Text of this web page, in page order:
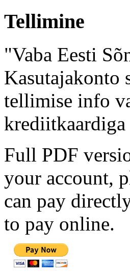
Tellimine
"Vaba Eesti
Kasutajakonto
tellimise info
Full PDF
your account,
can pay
to pay online.